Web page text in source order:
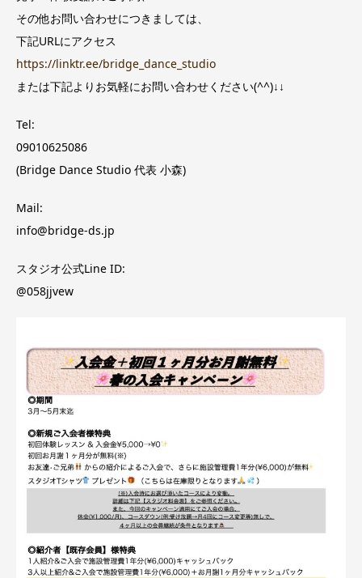
その他お問い合わせにつきましては、
下記URLにアクセス
https://linktr.ee/bridge_dance_studio
または下記よりお気軽にお問い合わせください(^^)↓↓
Tel:
09010625086
(Bridge Dance Studio 代表 小森)
Mail:
info@bridge-ds.jp
スタジオ公式Line ID:
@058jjvew